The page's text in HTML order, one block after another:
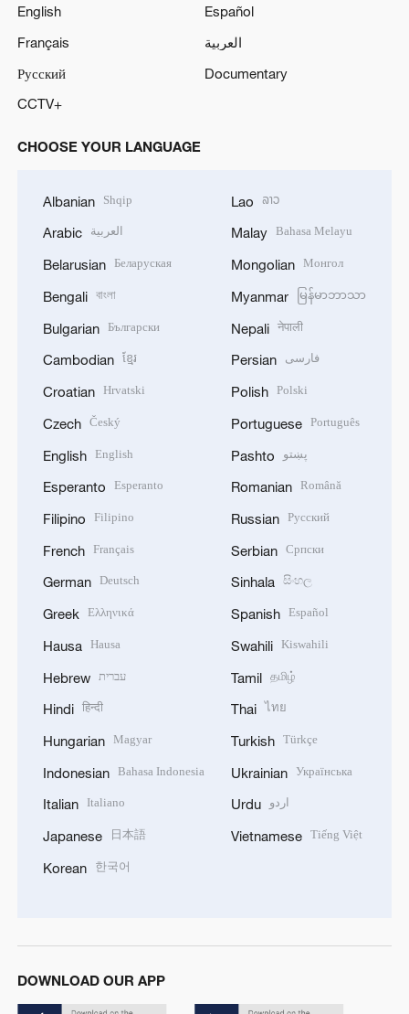
English
Español
Français
العربية
Русский
Documentary
CCTV+
CHOOSE YOUR LANGUAGE
Albanian Shqip
Arabic العربية
Belarusian Беларуская
Bengali বাংলা
Bulgarian Български
Cambodian ខ្មែរ
Croatian Hrvatski
Czech Český
English English
Esperanto Esperanto
Filipino Filipino
French Français
German Deutsch
Greek Ελληνικά
Hausa Hausa
Hebrew עברית
Hindi हिन्दी
Hungarian Magyar
Indonesian Bahasa Indonesia
Italian Italiano
Japanese 日本語
Korean 한국어
Lao ລາວ
Malay Bahasa Melayu
Mongolian Монгол
Myanmar မြန်မာဘာသာ
Nepali नेपाली
Persian فارسی
Polish Polski
Portuguese Português
Pashto پښتو
Romanian Română
Russian Русский
Serbian Српски
Sinhala සිංහල
Spanish Español
Swahili Kiswahili
Tamil தமிழ்
Thai ไทย
Turkish Türkçe
Ukrainian Українська
Urdu اردو
Vietnamese Tiếng Việt
DOWNLOAD OUR APP